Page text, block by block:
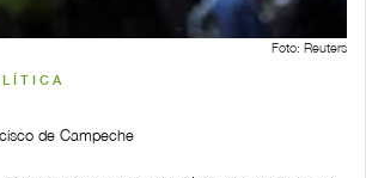
Foto: Reuters
de Campeche